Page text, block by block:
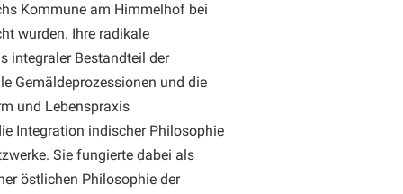
Kommune am Himmelhof bei
wurden. Ihre radikale
integraler Bestandteil der
Gemäldeprozessionen und die
und Lebenspraxis
Integration indischer Philosophie
Sie fungierte dabei als
östlichen Philosophie der